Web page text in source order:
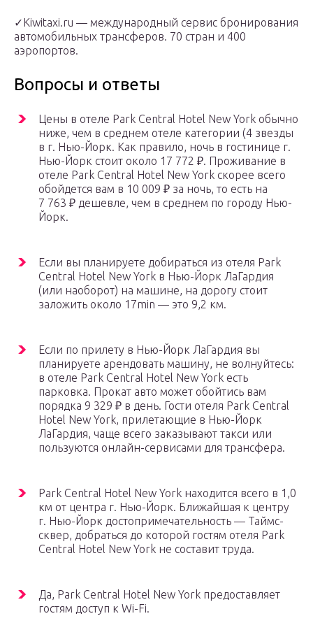
✓Kiwitaxi.ru — международный сервис бронирования
автомобильных трансферов. 70 стран и 400
аэропортов.
Вопросы и ответы
Цены в отеле Park Central Hotel New York обычно
ниже, чем в среднем отеле категории (4 звезды
в г. Нью-Йорк. Как правило, ночь в гостинице г.
Нью-Йорк стоит около 17 772 ₽. Проживание в
отеле Park Central Hotel New York скорее всего
обойдется вам в 10 009 ₽ за ночь, то есть на
7 763 ₽ дешевле, чем в среднем по городу Нью-
Йорк.
Если вы планируете добираться из отеля Park
Central Hotel New York в Нью-Йорк ЛаГардия
(или наоборот) на машине, на дорогу стоит
заложить около 17min — это 9,2 км.
Если по прилету в Нью-Йорк ЛаГардия вы
планируете арендовать машину, не волнуйтесь:
в отеле Park Central Hotel New York есть
парковка. Прокат авто может обойтись вам
порядка 9 329 ₽ в день. Гости отеля Park Central
Hotel New York, прилетающие в Нью-Йорк
ЛаГардия, чаще всего заказывают такси или
пользуются онлайн-сервисами для трансфера.
Park Central Hotel New York находится всего в 1,0
км от центра г. Нью-Йорк. Ближайшая к центру
г. Нью-Йорк достопримечательность — Таймс-
сквер, добраться до которой гостям отеля Park
Central Hotel New York не составит труда.
Да, Park Central Hotel New York предоставляет
гостям доступ к Wi-Fi.